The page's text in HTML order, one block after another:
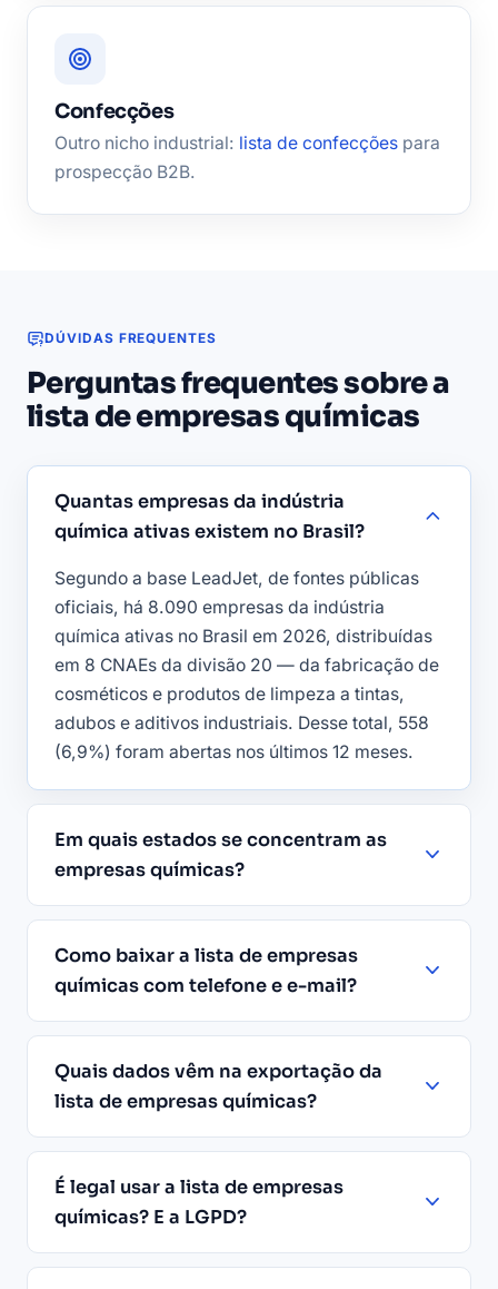
Confecções
Outro nicho industrial: lista de confecções para
prospecção B2B.
DÚVIDAS FREQUENTES
Perguntas frequentes sobre a
lista de empresas químicas
Quantas empresas da indústria
química ativas existem no Brasil?
Segundo a base LeadJet, de fontes públicas
oficiais, há 8.090 empresas da indústria
química ativas no Brasil em 2026, distribuídas
em 8 CNAEs da divisão 20 — da fabricação de
cosméticos e produtos de limpeza a tintas,
adubos e aditivos industriais. Desse total, 558
(6,9%) foram abertas nos últimos 12 meses.
Em quais estados se concentram as
empresas químicas?
Como baixar a lista de empresas
químicas com telefone e e-mail?
Quais dados vêm na exportação da
lista de empresas químicas?
É legal usar a lista de empresas
químicas? E a LGPD?